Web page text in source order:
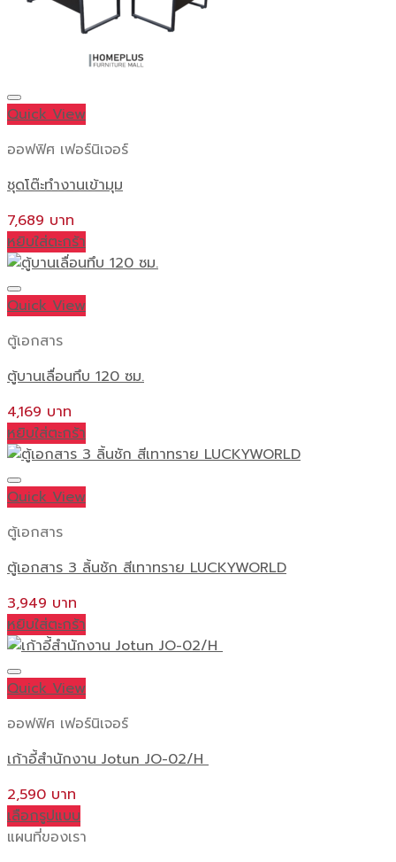
Quick View
ออฟฟิศ เฟอร์นิเจอร์
ชุดโต๊ะทำงานเข้ามุม
7,689
หยิบใส่ตะกร้า
Quick View
ตู้เอกสาร
ตู้บานเลื่อนทึบ 120 ซม.
4,169
หยิบใส่ตะกร้า
Quick View
ตู้เอกสาร
ตู้เอกสาร 3 ลิ้นชัก สีเทาทราย LUCKYWORLD
3,949
หยิบใส่ตะกร้า
Quick View
ออฟฟิศ เฟอร์นิเจอร์
เก้าอี้สำนักงาน Jotun JO-02/H
2,590
เลือกรูปแบบ
This
แผนที่ของเรา